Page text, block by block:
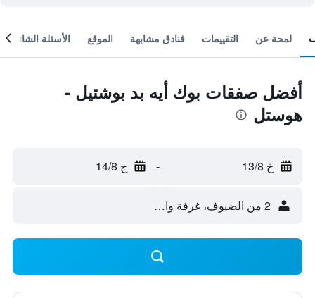
لمحة عن التقييمات فنادق مشابهة الموقع الأسئلة الشائعة
أفضل صفقات بوك أيه بد بوشتيل -
هوستل
خ 13/8 - ج 14/8
2 من الضيوف، غرفة واحدة